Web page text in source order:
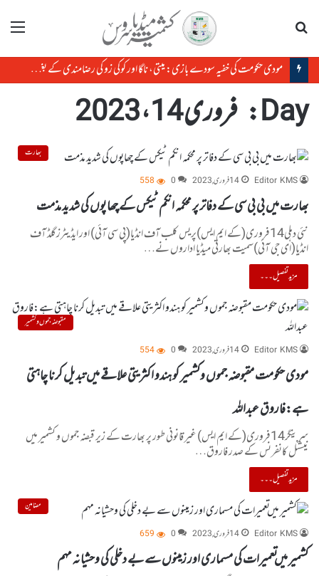
مینو
مودی حکومت کی خفیہ سودے بازی: میتی، ناگا اور کوکی زو کی رضامندی کے بغیر منی پور کی زمین کا سودا
Day: فروری 14، 2023
بھارت
Editor KMS
14 فروری, 2023 0
558
بھارت میں بی بی سی کے دفاتر پر محکمہ انکم ٹیکس کے چھاپوں کی شدید مذمت
نئی دہلی14فروری(کے ایم ایس)پریس کلب آف انڈیا(پی سی آئی) اور ایڈیٹرز گلڈ آف
انڈیا(ای جی آئی)سمیت بھارتی میڈیا اداروں نے…
مزید تفصیل۔۔۔
مقبوضہ جموں و کشمیر
Editor KMS
14 فروری, 2023 0
554
مودی حکومت مقبوضہ جموں وکشمیر کو ہندو اکثریتی علاقے میں تبدیل کرنا چاہتی
ہے:فاروق عبداللہ
سرینگر14فروری(کے ایم ایس) غیر قانونی طور پر بھارت کے زیر قبضہ جموں و کشمیر میں
نیشنل کانفرنس کے صدر فاروق…
مزید تفصیل۔۔۔
مضامین
Editor KMS
14 فروری, 2023 0
659
کشمیر میں تعمیرات کی مسماری اور زمینوں سے بے دخلی کی وحشیانہ مہم